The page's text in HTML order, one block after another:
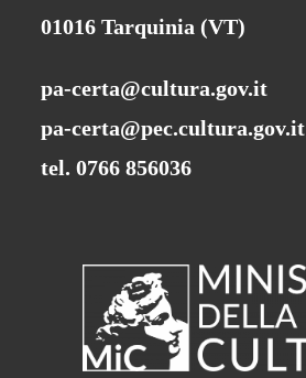
01016 Tarquinia (VT)
pa-certa@cultura.gov.it
pa-certa@pec.cultura.gov.it
tel. 0766 856036